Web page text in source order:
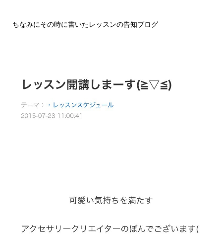
ちなみにその時に書いたレッスンの告知ブログ